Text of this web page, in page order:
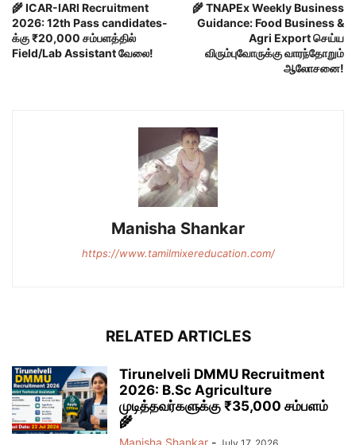
🌾 ICAR-IARI Recruitment
2026: 12th Pass candidates-
க்கு ₹20,000 சம்பளத்தில்
Field/Lab Assistant வேலை!
🌾 TNAPEx Weekly Business
Guidance: Food Business &
Agri Export செய்ய
விரும்புவோருக்கு வாரந்தோறும்
ஆலோசனை!
Manisha Shankar
https://www.tamilmixereducation.com/
RELATED ARTICLES
Tirunelveli DMMU Recruitment
2026: B.Sc Agriculture
முடித்தவர்களுக்கு ₹35,000 சம்பளம்
🌾